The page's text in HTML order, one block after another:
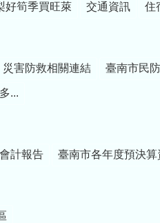
好筍季買旺萊 交通資訊 住
災害防救相關連結 臺南市民
...
計報告 臺南市各年度預決算